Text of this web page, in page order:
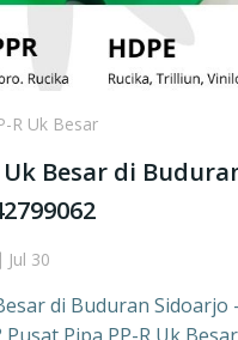
R Uk Besar
Uk Besar di
Jul 30
di Buduran Sidoarjo